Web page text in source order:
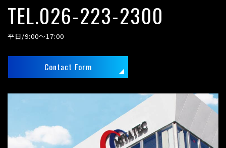
TEL.026-223-2300
平日/9:00～17:00
Contact Form